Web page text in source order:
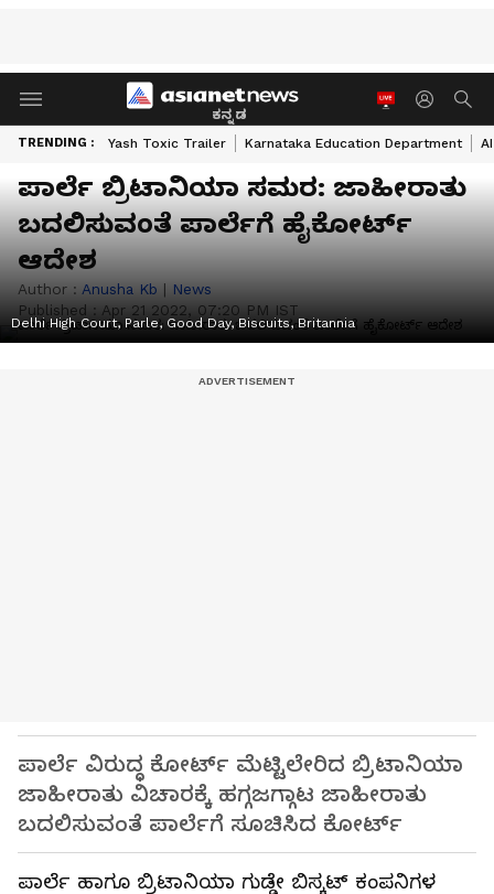
ಕನ್ನಡ
TRENDING : Yash Toxic Trailer Karnataka Education Department
ಪಾರ್ಲೆ ಬ್ರಿಟಾನಿಯಾ ಸಮರ: ಜಾಹೀರಾತು
ಬದಲಿಸುವಂತೆ ಪಾರ್ಲೆಗೆ ಹೈಕೋರ್ಟ್
ಆದೇಶ
Author : Anusha Kb | News
Published : Apr 21 2022, 07:20 PM IST
Delhi High Court, Parle, Good Day, Biscuits, Britannia
ಪಾರ್ಲೆ ವಿರುದ್ಧ ಕೋರ್ಟ್‌ ಮೆಟ್ಟಿಲೇರಿದ ಬ್ರಿಟಾನಿಯಾ
ಜಾಹೀರಾತು ವಿಚಾರಕ್ಕೆ ಹಗ್ಗಜಗ್ಗಾಟ ಜಾಹೀರಾತು
ಬದಲಿಸುವಂತೆ ಪಾರ್ಲೆಗೆ ಸೂಚಿಸಿದ ಕೋರ್ಟ್
ಪಾರ್ಲೆ ಹಾಗೂ ಬ್ರಿಟಾನಿಯಾ ಗುಡ್ಡೇ ಬಿಸ್ಕಟ್‌ ಕಂಪನಿಗಳ